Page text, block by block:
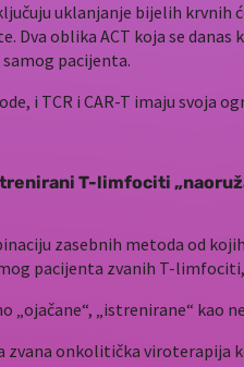
uklanjanje bijelih
Dva oblika ACT koja se danas
pacijenta.
i TCR i CAR-T imaju svoja
T-limfociti
zasebnih metoda od
pacijenta zvanih T-
„ojačane“, „istrenirane“ kao
zvana onkolitička viroterapija